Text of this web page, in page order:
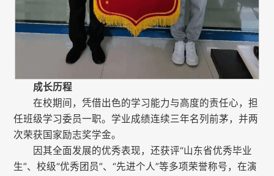
成长历程
在校期间，凭借出色的学习能力与高度的责任心，担
任班级学习委员一职。学业成绩连续三年名列前茅，并两
次荣获国家励志奖学金。
因其全面发展的优秀表现，还获评“山东省优秀毕业
生”、校级“优秀团员”、“先进个人”等多项荣誉称号，在演